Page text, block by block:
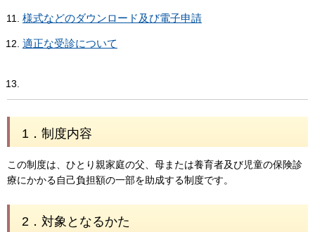
様式などのダウンロード及び電子申請
適正な受診について
1． 制度内容
この制度は、ひとり親家庭の父、母または養育者及び児童の保険診
療にかかる自己負担額の一部を助成する制度です。
2． 対象となるかた